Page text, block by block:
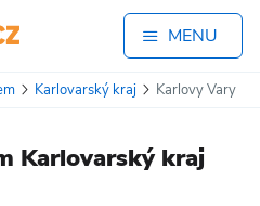
MENU
Karlovarský kraj Karlovy Vary
Karlovarský kraj